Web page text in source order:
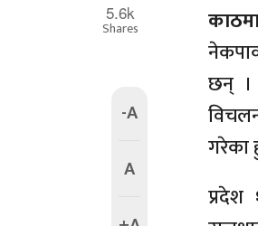
5.6k
Shares
-A
A
छन् ।
गरेका
प्रदेश